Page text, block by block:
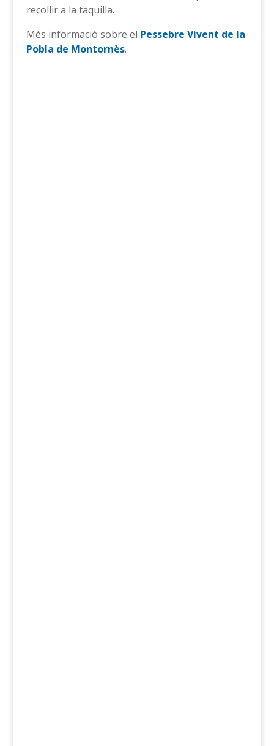
recollir a la taquilla.
Més informació sobre el Pessebre Vivent de la
Pobla de Montornès.